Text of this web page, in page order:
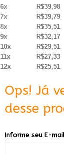
6x
R$39,98
7x
R$39,79
8x
R$35,51
9x
R$32,17
10x
R$29,51
11x
R$27,33
12x
R$25,51
Ops! Já
desse
Informe seu E-mail